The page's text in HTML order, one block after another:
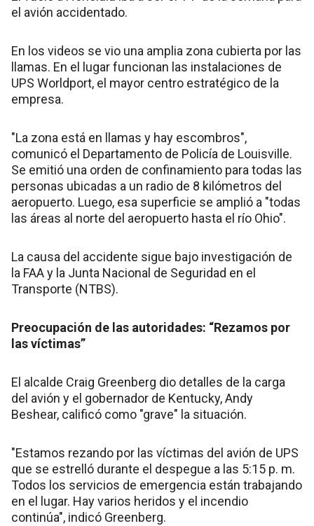
el avión accidentado.
En los videos se vio una amplia zona cubierta por las
llamas. En el lugar funcionan las instalaciones de
UPS Worldport, el mayor centro estratégico de la
empresa.
"La zona está en llamas y hay escombros",
comunicó el Departamento de Policía de Louisville.
Se emitió una orden de confinamiento para todas las
personas ubicadas a un radio de 8 kilómetros del
aeropuerto. Luego, esa superficie se amplió a "todas
las áreas al norte del aeropuerto hasta el río Ohio".
La causa del accidente sigue bajo investigación de
la FAA y la Junta Nacional de Seguridad en el
Transporte (NTBS).
Preocupación de las autoridades: “Rezamos por
las víctimas”
El alcalde Craig Greenberg dio detalles de la carga
del avión y el gobernador de Kentucky, Andy
Beshear, calificó como "grave" la situación.
"Estamos rezando por las víctimas del avión de UPS
que se estrelló durante el despegue a las 5:15 p. m.
Todos los servicios de emergencia están trabajando
en el lugar. Hay varios heridos y el incendio
continúa", indicó Greenberg.